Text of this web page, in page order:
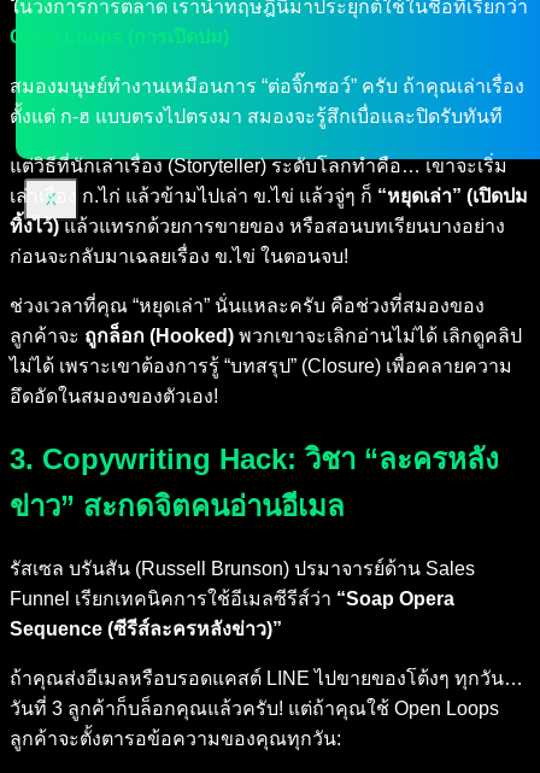
X
ในวงการการตลาด เรานำทฤษฎีนี้มาประยุกต์ใช้ในชื่อที่เรียกว่า
Open Loops (การเปิดปม)
สมองมนุษย์ทำงานเหมือนการ “ต่อจิ๊กซอว์” ครับ ถ้าคุณเล่าเรื่อง
ตั้งแต่ ก-ฮ แบบตรงไปตรงมา สมองจะรู้สึกเบื่อและปิดรับทันที
แต่วิธีที่นักเล่าเรื่อง (Storyteller) ระดับโลกทำคือ… เขาจะเริ่ม
เล่าเรื่อง ก.ไก่ แล้วข้ามไปเล่า ข.ไข่ แล้วจู่ๆ ก็ “หยุดเล่า” (เปิดปม
ทิ้งไว้)แล้วแทรกด้วยการขายของ หรือสอนบทเรียนบางอย่าง
ก่อนจะกลับมาเฉลยเรื่อง ข.ไข่ ในตอนจบ!
ช่วงเวลาที่คุณ “หยุดเล่า” นั่นแหละครับ คือช่วงที่สมองของ
ลูกค้าจะ ถูกล็อก (Hooked) พวกเขาจะเลิกอ่านไม่ได้ เลิกดูคลิป
ไม่ได้ เพราะเขาต้องการรู้ “บทสรุป” (Closure) เพื่อคลายความ
อึดอัดในสมองของตัวเอง!
3. Copywriting Hack: วิชา “ละครหลัง
ข่าว” สะกดจิตคนอ่านอีเมล
รัสเซล บรันสัน (Russell Brunson) ปรมาจารย์ด้าน Sales
Funnel เรียกเทคนิคการใช้อีเมลซีรีส์ว่า “Soap Opera
Sequence (ซีรีส์ละครหลังข่าว)”
ถ้าคุณส่งอีเมลหรือบรอดแคสต์ LINE ไปขายของโต้งๆ ทุกวัน…
วันที่ 3 ลูกค้าก็บล็อกคุณแล้วครับ! แต่ถ้าคุณใช้ Open Loops
ลูกค้าจะตั้งตารอข้อความของคุณทุกวัน: